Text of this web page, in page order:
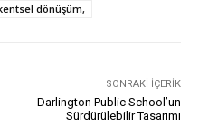
dönüşüm,
SONRAKI İÇERIK
Darlington Public School’un
Sürdürülebilir Tasarımı